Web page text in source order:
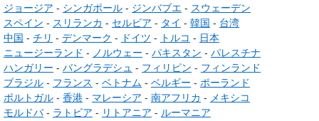
ジョージア - シンガポール - ジンバブエ - スウェーデン
スペイン - スリランカ - セルビア - タイ - 韓国 - 台湾
中国 - チリ - デンマーク - ドイツ - トルコ - 日本
ニュージーランド - ノルウェー - パキスタン - パレスチナ
ハンガリー - バングラデシュ - フィリピン - フィンランド
ブラジル - フランス - ベトナム - ベルギー - ポーランド
ポルトガル - 香港 - マレーシア - 南アフリカ - メキシコ
モルドバ - ラトビア - リトアニア - ルーマニア